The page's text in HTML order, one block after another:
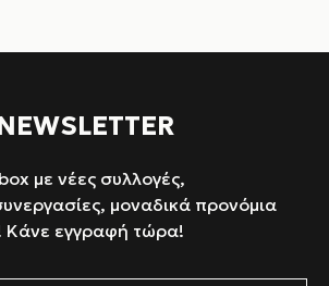
με νέες συλλογές,
μοναδικά προνόμια
Κάνε εγγραφή τώρα!